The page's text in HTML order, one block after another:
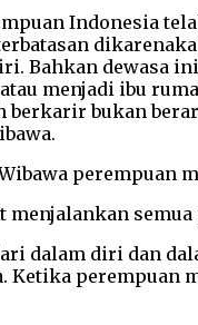
Indonesia
Bahkan dewasa
menjadi ibu
bukan
dalam diri dan
Ketika